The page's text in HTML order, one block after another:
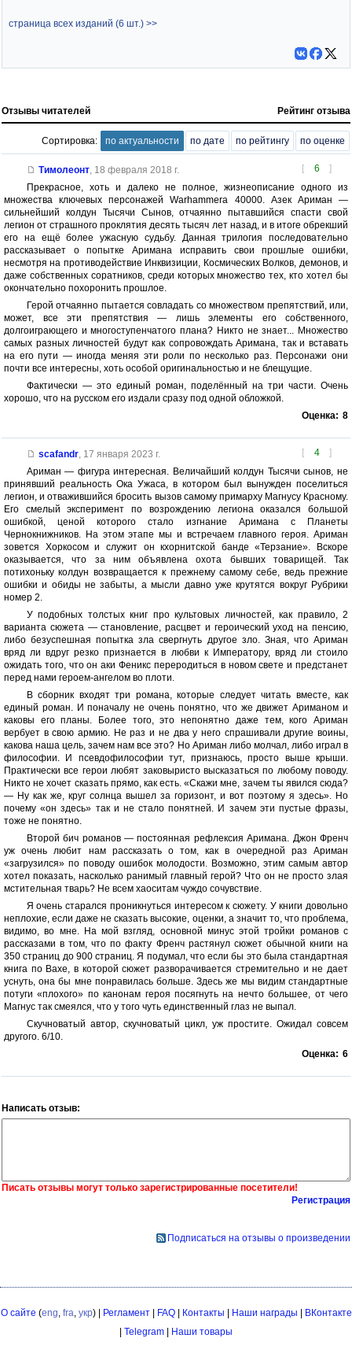
страница всех изданий (6 шт.) >>
Отзывы читателей Рейтинг отзыва
Сортировка: по актуальности по дате по рейтингу по оценке
[ 6 ]
Тимолеонт, 18 февраля 2018 г.
Прекрасное, хоть и далеко не полное, жизнеописание одного из
множества ключевых персонажей Warhammera 40000. Азек Ариман —
сильнейший колдун Тысячи Сынов, отчаянно пытавшийся спасти свой
легион от страшного проклятия десять тысяч лет назад, и в итоге обрекший
его на ещё более ужасную судьбу. Данная трилогия последовательно
рассказывает о попытке Аримана исправить свои прошлые ошибки,
несмотря на противодействие Инквизиции, Космических Волков, демонов, и
даже собственных соратников, среди которых множество тех, кто хотел бы
окончательно похоронить прошлое.
Герой отчаянно пытается совладать со множеством препятствий, или,
может, все эти препятствия — лишь элементы его собственного,
долгоиграющего и многоступенчатого плана? Никто не знает... Множество
самых разных личностей будут как сопровождать Аримана, так и вставать
на его пути — иногда меняя эти роли по несколько раз. Персонажи они
почти все интересны, хоть особой оригинальностью и не блещущие.
Фактически — это единый роман, поделённый на три части. Очень
хорошо, что на русском его издали сразу под одной обложкой.
Оценка: 8
[ 4 ]
scafandr, 17 января 2023 г.
Ариман — фигура интересная. Величайший колдун Тысячи сынов, не
принявший реальность Ока Ужаса, в котором был вынужден поселиться
легион, и отважившийся бросить вызов самому примарху Магнусу Красному.
Его смелый эксперимент по возрождению легиона оказался большой
ошибкой, ценой которого стало изгнание Аримана с Планеты
Чернокнижников. На этом этапе мы и встречаем главного героя. Ариман
зовется Хоркосом и служит он кхорнитской банде «Терзание». Вскоре
оказывается, что за ним объявлена охота бывших товарищей. Так
потихоньку колдун возвращается к прежнему самому себе, ведь прежние
ошибки и обиды не забыты, а мысли давно уже крутятся вокруг Рубрики
номер 2.
У подобных толстых книг про культовых личностей, как правило, 2
варианта сюжета — становление, расцвет и героический уход на пенсию,
либо безуспешная попытка зла свергнуть другое зло. Зная, что Ариман
вряд ли вдруг резко признается в любви к Императору, вряд ли стоило
ожидать того, что он аки Феникс переродиться в новом свете и предстанет
перед нами героем-ангелом во плоти.
В сборник входят три романа, которые следует читать вместе, как
единый роман. И поначалу не очень понятно, что же движет Ариманом и
каковы его планы. Более того, это непонятно даже тем, кого Ариман
вербует в свою армию. Не раз и не два у него спрашивали другие воины,
какова наша цель, зачем нам все это? Но Ариман либо молчал, либо играл в
философии. И псевдофилософии тут, признаюсь, просто выше крыши.
Практически все герои любят заковыристо высказаться по любому поводу.
Никто не хочет сказать прямо, как есть. «Скажи мне, зачем ты явился сюда?
— Ну как же, круг солнца вышел за горизонт, и вот поэтому я здесь». Но
почему «он здесь» так и не стало понятней. И зачем эти пустые фразы,
тоже не понятно.
Второй бич романов — постоянная рефлексия Аримана. Джон Френч
уж очень любит нам рассказать о том, как в очередной раз Ариман
«загрузился» по поводу ошибок молодости. Возможно, этим самым автор
хотел показать, насколько ранимый главный герой? Что он не просто злая
мстительная тварь? Не всем хаоситам чуждо сочувствие.
Я очень старался проникнуться интересом к сюжету. У книги довольно
неплохие, если даже не сказать высокие, оценки, а значит то, что проблема,
видимо, во мне. На мой взгляд, основной минус этой тройки романов с
рассказами в том, что по факту Френч растянул сюжет обычной книги на
350 страниц до 900 страниц. Я подумал, что если бы это была стандартная
книга по Вахе, в которой сюжет разворачивается стремительно и не дает
уснуть, она бы мне понравилась больше. Здесь же мы видим стандартные
потуги «плохого» по канонам героя посягнуть на нечто большее, от чего
Магнус так смеялся, что у того чуть единственный глаз не выпал.
Скучноватый автор, скучноватый цикл, уж простите. Ожидал совсем
другого. 6/10.
Оценка: 6
Написать отзыв:
Писать отзывы могут только зарегистрированные посетители!
Регистрация
Подписаться на отзывы о произведении
О сайте (eng fra укр) | Регламент| FAQ| Контакты | Наши награды | ВКонтакте
| Telegram | Наши товары